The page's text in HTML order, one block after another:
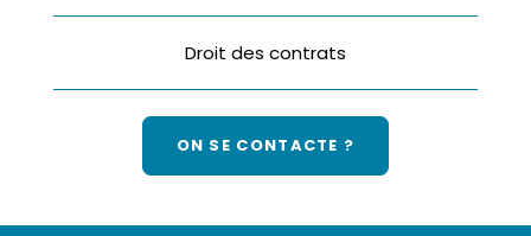
Droit des contrats
ON SE CONTACTE ?